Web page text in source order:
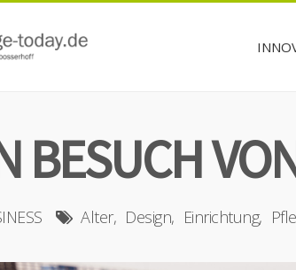
BESUCH
Alter Design Einrichtung